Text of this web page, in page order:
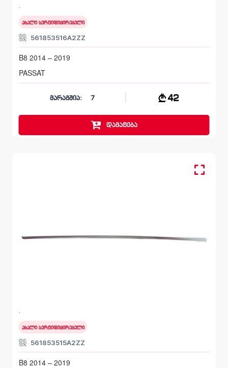
B8 2014 – 2019
ახალი სერტიფიცირებული
561853516A2ZZ
B8 2014 – 2019
PASSAT
მარაგშია: 7 42
დამატება
B8 2014 – 2019
ახალი სერტიფიცირებული
561853515A2ZZ
B8 2014 – 2019